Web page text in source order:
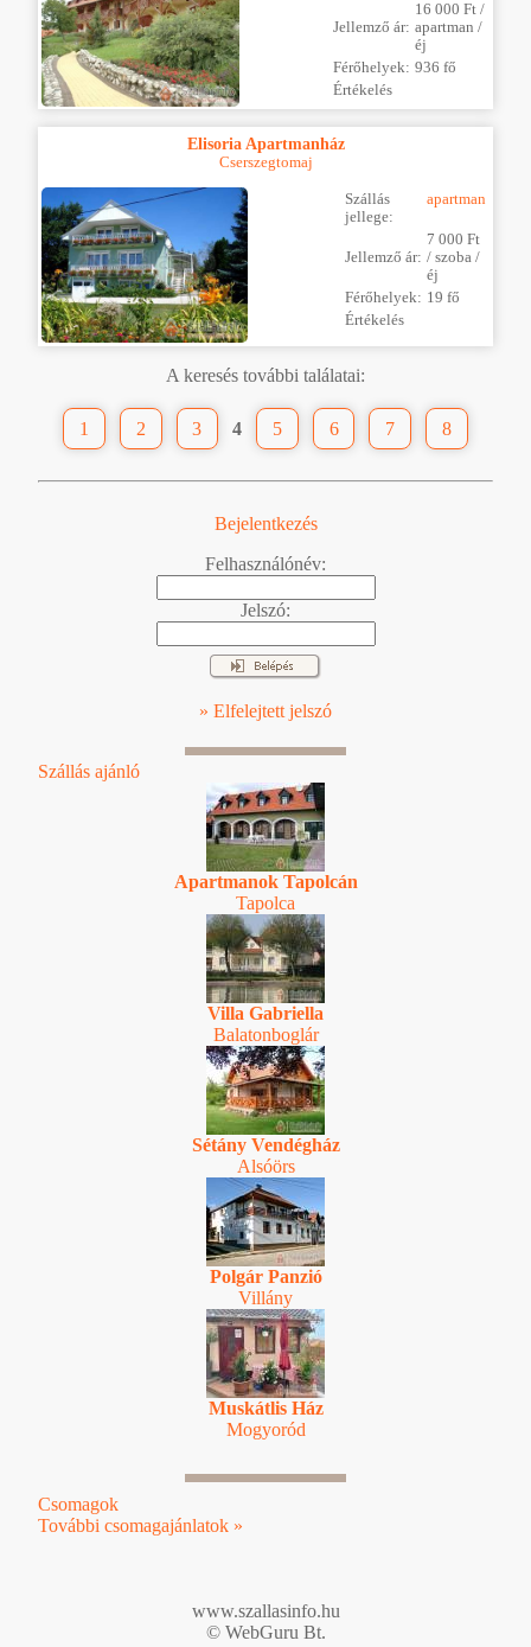
Jellemző ár:
16 000 Ft /
apartman /
éj
Férőhelyek: 936 fő
Értékelés
Elisoria Apartmanház
Cserszegtomaj
Szállás
jellege:
apartman
Jellemző ár:
7 000 Ft
/ szoba /
éj
Férőhelyek: 19 fő
Értékelés
A keresés további találatai:
1 2 3 4 5 6 7 8
Bejelentkezés
Felhasználónév:
Jelszó:
» Elfelejtett jelszó
Szállás ajánló
Apartmanok Tapolcán
Tapolca
Villa Gabriella
Balatonboglár
Sétány Vendégház
Alsóörs
Polgár Panzió
Villány
Muskátlis Ház
Mogyoród
Csomagok
További csomagajánlatok »
www.szallasinfo.hu
© WebGuru Bt.